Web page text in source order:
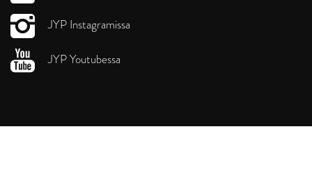
JYP Instagramissa
JYP Youtubessa